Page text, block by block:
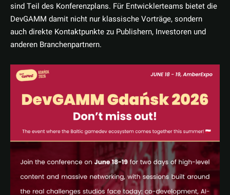
sind Teil des Konferenzplans. Für Entwicklerteams bietet die
DevGAMM damit nicht nur klassische Vorträge, sondern
auch direkte Kontaktpunkte zu Publishern, Investoren und
anderen Branchenpartnern.